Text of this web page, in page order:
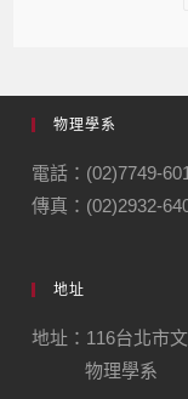
物理學系
電話：(02)7749-
傳真：(02)2932-
地址
地址：116台北市
物理學系